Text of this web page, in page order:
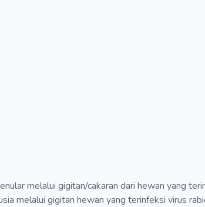
melalui gigitan/cakaran dari hewan yang
melalui gigitan hewan yang terinfeksi virus